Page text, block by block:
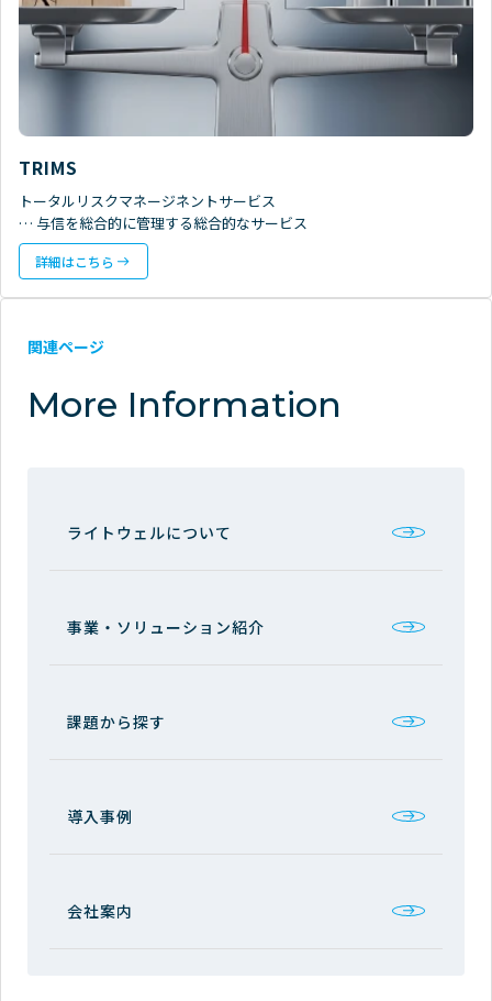
TRIMS
トータルリスクマネージネントサービス
… 与信を総合的に管理する総合的なサービス
詳細はこちら
関連ページ
More Information
ライトウェルについて
事業・ソリューション紹介
課題から探す
導入事例
会社案内